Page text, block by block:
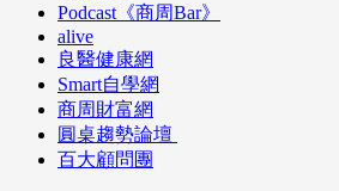
Podcast《商周Bar》
alive
良醫健康網
Smart自學網
商周財富網
圓桌趨勢論壇
百大顧問團